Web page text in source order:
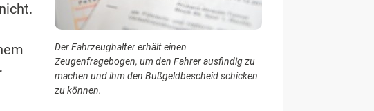
Der Fahrzeughalter erhält einen
Zeugenfragebogen, um den Fahrer ausfindig zu
machen und ihm den Bußgeldbescheid schicken
zu können.
nicht.